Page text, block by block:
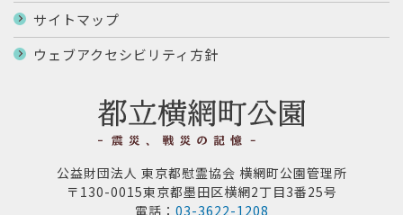
サイトマップ
ウェブアクセシビリティ方針
公益財団法人 東京都慰霊協会 横網町公園管理所
〒130-0015東京都墨田区横網2丁目3番25号
電話： 03-3622-1208